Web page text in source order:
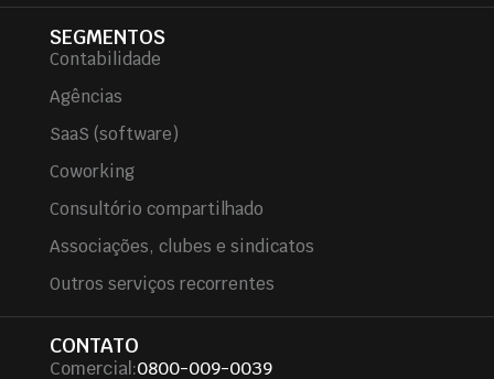
SEGMENTOS
Contabilidade
Agências
SaaS (software)
Coworking
Consultório compartilhado
Associações, clubes e sindicatos
Outros serviços recorrentes
CONTATO
Comercial:0800-009-0039